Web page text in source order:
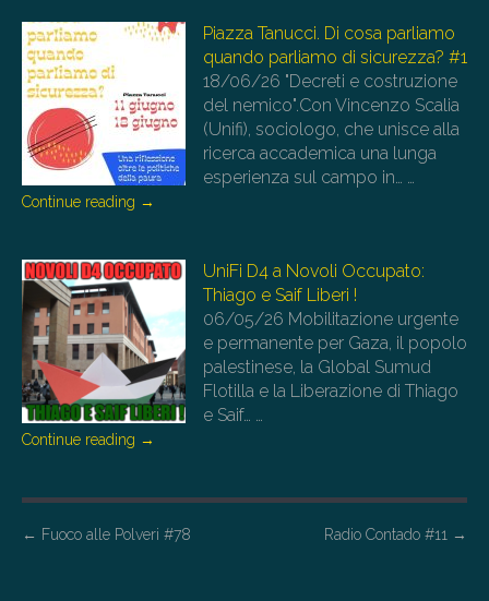
Piazza Tanucci. Di cosa parliamo
quando parliamo di sicurezza? #1
18/06/26 "Decreti e costruzione
del nemico".Con Vincenzo Scalia
(Unifi), sociologo, che unisce alla
ricerca accademica una lunga
esperienza sul campo in…
Continue reading →
UniFi D4 a Novoli Occupato:
Thiago e Saif Liberi !
06/05/26 Mobilitazione urgente
e permanente per Gaza, il popolo
palestinese, la Global Sumud
Flotilla e la Liberazione di Thiago
e Saif…
Continue reading →
P
← Fuoco alle Polveri #78 Radio Contado #11 →